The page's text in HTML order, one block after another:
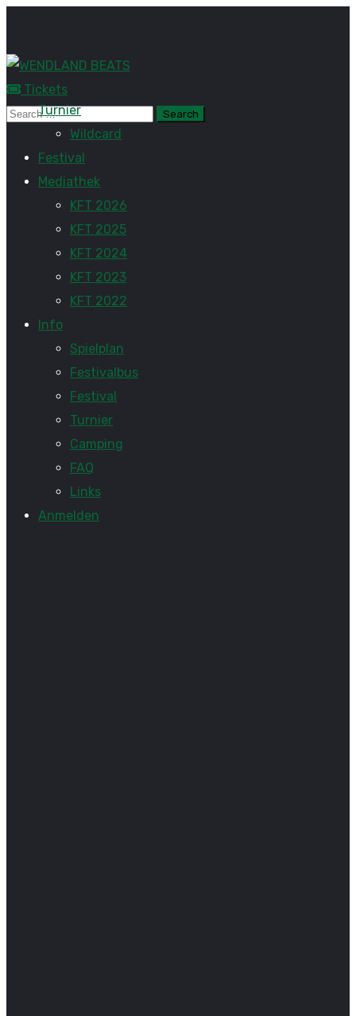
Tickets
Turnier
Wildcard
Festival
Mediathek
KFT 2026
KFT 2025
KFT 2024
KFT 2023
KFT 2022
Info
Spielplan
Festivalbus
Festival
Turnier
Camping
FAQ
Links
Anmelden